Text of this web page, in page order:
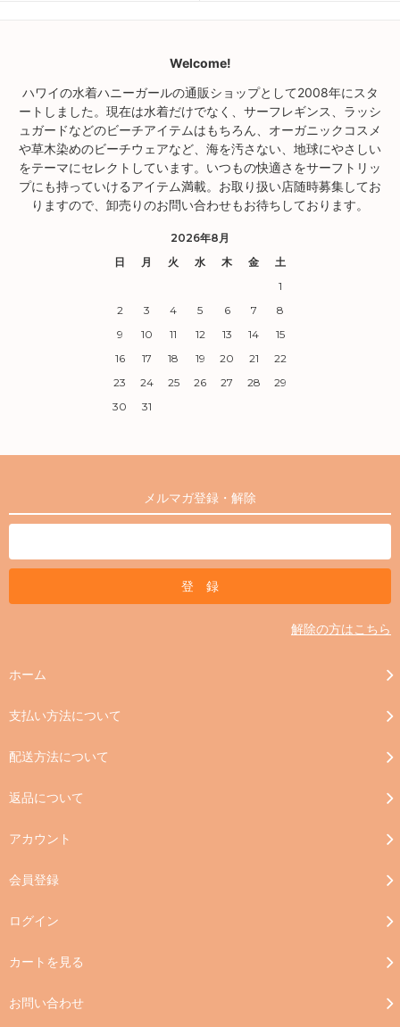
Welcome!
ハワイの水着ハニーガールの通販ショップとして2008年にスタ
ートしました。現在は水着だけでなく、サーフレギンス、ラッシ
ュガードなどのビーチアイテムはもちろん、オーガニックコスメ
や草木染めのビーチウェアなど、海を汚さない、地球にやさしい
をテーマにセレクトしています。いつもの快適さをサーフトリッ
プにも持っていけるアイテム満載。お取り扱い店随時募集してお
りますので、卸売りのお問い合わせもお待ちしております。
2026年8月
日
月 火 水 木 金
土
1
2
3 4 5 6 7
8
9
10 11 12 13 14
15
16
17 18 19 20 21
22
23
24 25 26 27 28
29
30
31
メルマガ登録・解除
解除の方はこちら
ホーム
支払い方法について
配送方法について
返品について
アカウント
会員登録
ログイン
カートを見る
お問い合わせ